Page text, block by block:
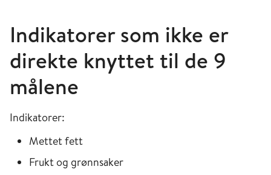
Indikatorer som ikke er
direkte knyttet til de 9
målene
Indikatorer:
Mettet fett
Frukt og grønnsaker